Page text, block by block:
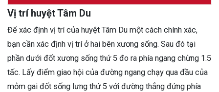
Vị trí huyệt Tâm Du
Để xác định vị trí của huyệt Tâm Du một cách chính xác,
bạn cần xác định vị trí ở hai bên xương sống. Sau đó tại
phần dưới đốt xương sống thứ 5 đo ra phía ngang chừng 1.5
tấc. Lấy điểm giao hội của đường ngang chạy qua đầu của
mỏm gai đốt sống lưng thứ 5 với đường thẳng đứng phía